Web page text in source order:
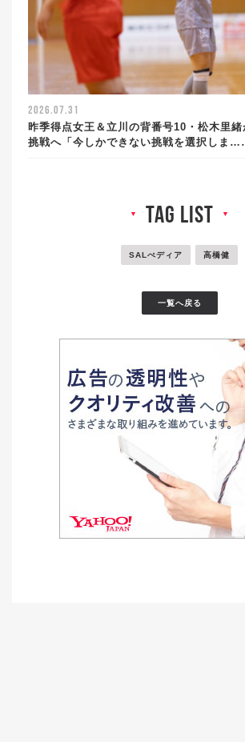
2026.07.31
昨季得点女王＆立川の背番号10・松木里
挑戦へ「今しかできない挑戦を選択しま
▼ tag list ▼
SALぺディア 高橋健
一覧へ戻る